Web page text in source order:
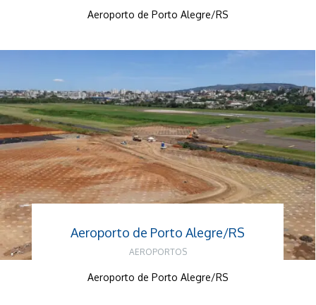
Aeroporto de Porto Alegre/RS
Aeroporto de Porto Alegre/RS
AEROPORTOS
Aeroporto de Porto Alegre/RS